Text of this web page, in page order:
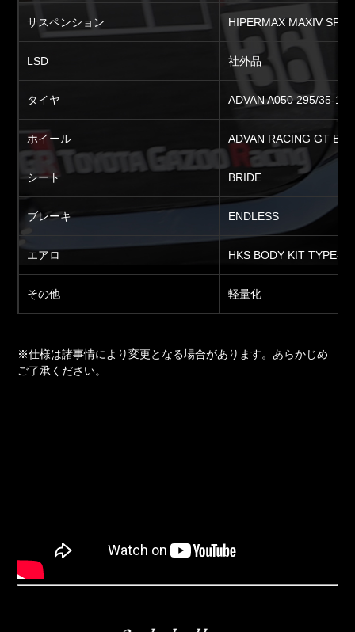
サスペンション HIPERMAX MAXIV SP
LSD 社外品
タイヤ ADVAN A050 295/35-18
ホイール ADVAN RACING GT
シート BRIDE
ブレーキ ENDLESS
エアロ HKS BODY KIT TYPE-R
その他 軽量化
※仕様は諸事情により変更となる場合があります。あらかじめ
ご了承ください。